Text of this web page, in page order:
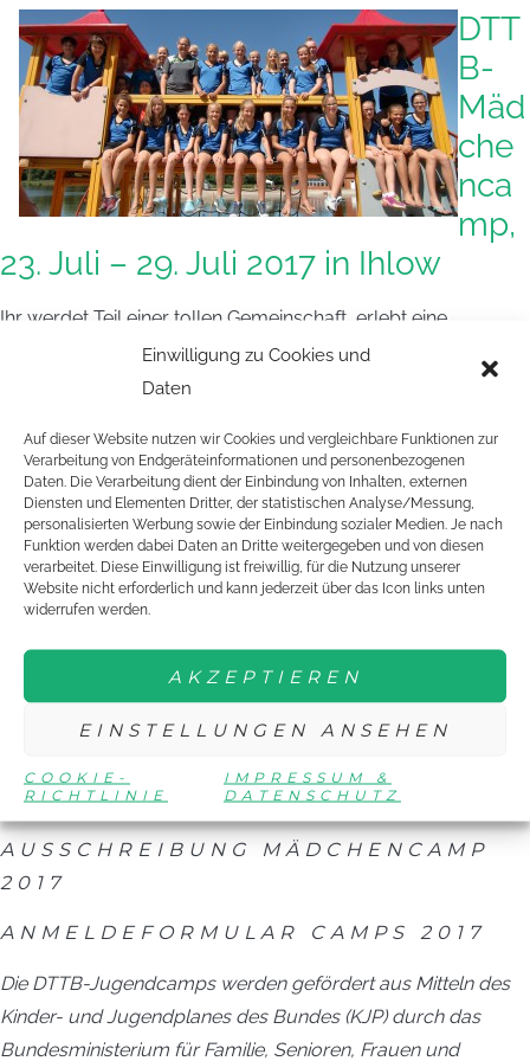
Einwilligung zu Cookies und
Daten
Auf dieser Website nutzen wir Cookies und vergleichbare Funktionen zur
Verarbeitung von Endgeräteinformationen und personenbezogenen
Daten. Die Verarbeitung dient der Einbindung von Inhalten, externen
Diensten und Elementen Dritter, der statistischen Analyse/Messung,
personalisierten Werbung sowie der Einbindung sozialer Medien. Je nach
Funktion werden dabei Daten an Dritte weitergegeben und von diesen
verarbeitet. Diese Einwilligung ist freiwillig, für die Nutzung unserer
Website nicht erforderlich und kann jederzeit über das Icon links unten
widerrufen werden.
AKZEPTIEREN
EINSTELLUNGEN ANSEHEN
COOKIE-
RICHTLINIE
IMPRESSUM &
DATENSCHUTZ
DTT
B-
Mäd
che
nca
mp,
23. Juli – 29. Juli 2017 in Ihlow
Ihr werdet Teil einer tollen Gemeinschaft, erlebt eine
abwechslungsreiche Woche mit viel Bewegung und Spaß.
Tischtennis-Training, Fitnessparcours, Tanzen, Skaten,
Abendgestaltung plant ihr gemeinsam. Wollt ihr dabei sein?
Die Teilnahmebedingungen könnt ihr euch in
derAUSSCHREIBUNG MÄDCHENCAMP
2017ansehen.
Der Anmeldeschluss für beide Camps ist der 6. März 2017.
ANMELDEFORMULAR CAMPS 2017
Wenn ihr Fragen habt, wendet euch an die DTTB-
Jugendsekretärin Melanie Buder (Mail:
Telefon: 069-695019-12)
AUSSCHREIBUNG MÄDCHENCAMP
2017
ANMELDEFORMULAR CAMPS 2017
Die DTTB-Jugendcamps werden gefördert aus Mitteln des
Kinder- und Jugendplanes des Bundes (KJP) durch das
Bundesministerium für Familie, Senioren, Frauen und